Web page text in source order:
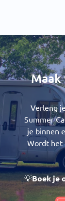
Maak
Verleng
Summer
je binnen
Wordt het
💡Boek je